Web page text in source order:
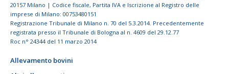
20157 Milano | Codice fiscale, Partita IVA e Iscrizione al Registro delle
imprese di Milano: 00753480151
Registrazione Tribunale di Milano n. 70 del 5.3.2014. Precedentemente
registrata presso il Tribunale di Bologna al n. 4609 del 29.12.77
Roc n° 24344 del 11 marzo 2014
Allevamento bovini